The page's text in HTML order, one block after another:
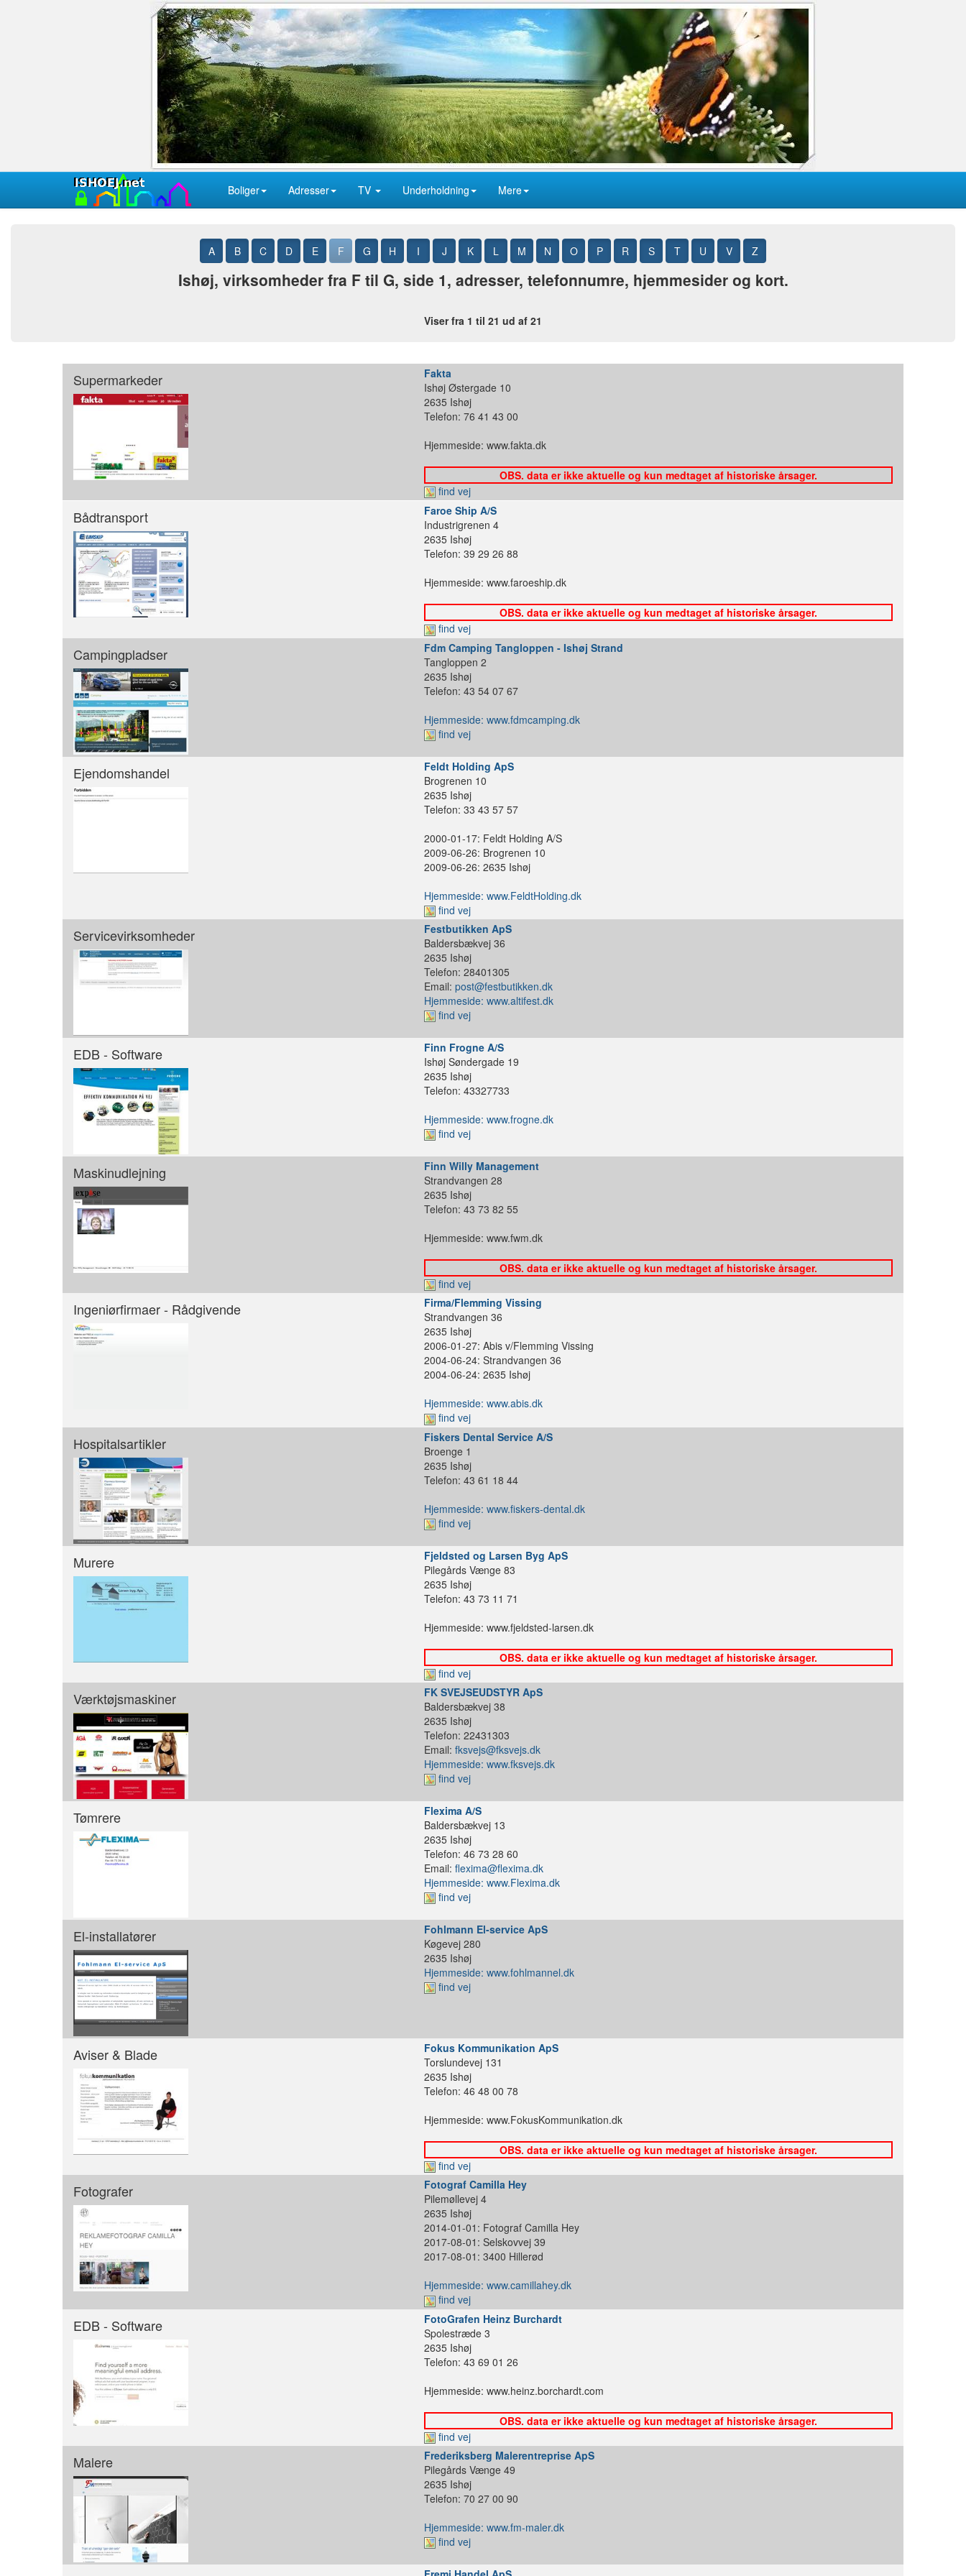
Boliger Adresser TV Underholdning Mere
A B C D E F G H I J K L M N O P R S T U V Z
Ishøj, virksomheder fra F til G, side 1, adresser, telefonnumre, hjemmesider og kort.
Viser fra 1 til 21 ud af 21
Supermarkeder
Fakta
Ishøj Østergade 10
2635 Ishøj
Telefon: 76 41 43 00
Hjemmeside: www.fakta.dk
OBS. data er ikke aktuelle og kun medtaget af historiske årsager.
find vej
Bådtransport
Faroe Ship A/S
Industrigrenen 4
2635 Ishøj
Telefon: 39 29 26 88
Hjemmeside: www.faroeship.dk
OBS. data er ikke aktuelle og kun medtaget af historiske årsager.
find vej
Campingpladser
Fdm Camping Tangloppen - Ishøj Strand
Tangloppen 2
2635 Ishøj
Telefon: 43 54 07 67
Hjemmeside: www.fdmcamping.dk
find vej
Ejendomshandel
Feldt Holding ApS
Brogrenen 10
2635 Ishøj
Telefon: 33 43 57 57
2000-01-17: Feldt Holding A/S
2009-06-26: Brogrenen 10
2009-06-26: 2635 Ishøj
Hjemmeside: www.FeldtHolding.dk
find vej
Servicevirksomheder
Festbutikken ApS
Baldersbækvej 36
2635 Ishøj
Telefon: 28401305
Email: post@festbutikken.dk
Hjemmeside: www.altifest.dk
find vej
EDB - Software
Finn Frogne A/S
Ishøj Søndergade 19
2635 Ishøj
Telefon: 43327733
Hjemmeside: www.frogne.dk
find vej
Maskinudlejning
Finn Willy Management
Strandvangen 28
2635 Ishøj
Telefon: 43 73 82 55
Hjemmeside: www.fwm.dk
OBS. data er ikke aktuelle og kun medtaget af historiske årsager.
find vej
Ingeniørfirmaer - Rådgivende
Firma/Flemming Vissing
Strandvangen 36
2635 Ishøj
2006-01-27: Abis v/Flemming Vissing
2004-06-24: Strandvangen 36
2004-06-24: 2635 Ishøj
Hjemmeside: www.abis.dk
find vej
Hospitalsartikler
Fiskers Dental Service A/S
Broenge 1
2635 Ishøj
Telefon: 43 61 18 44
Hjemmeside: www.fiskers-dental.dk
find vej
Murere
Fjeldsted og Larsen Byg ApS
Pilegårds Vænge 83
2635 Ishøj
Telefon: 43 73 11 71
Hjemmeside: www.fjeldsted-larsen.dk
OBS. data er ikke aktuelle og kun medtaget af historiske årsager.
find vej
Værktøjsmaskiner
FK SVEJSEUDSTYR ApS
Baldersbækvej 38
2635 Ishøj
Telefon: 22431303
Email: fksvejs@fksvejs.dk
Hjemmeside: www.fksvejs.dk
find vej
Tømrere
Flexima A/S
Baldersbækvej 13
2635 Ishøj
Telefon: 46 73 28 60
Email: flexima@flexima.dk
Hjemmeside: www.Flexima.dk
find vej
El-installatører
Fohlmann El-service ApS
Køgevej 280
2635 Ishøj
Hjemmeside: www.fohlmannel.dk
find vej
Aviser & Blade
Fokus Kommunikation ApS
Torslundevej 131
2635 Ishøj
Telefon: 46 48 00 78
Hjemmeside: www.FokusKommunikation.dk
OBS. data er ikke aktuelle og kun medtaget af historiske årsager.
find vej
Fotografer
Fotograf Camilla Hey
Pilemøllevej 4
2635 Ishøj
2014-01-01: Fotograf Camilla Hey
2017-08-01: Selskovvej 39
2017-08-01: 3400 Hillerød
Hjemmeside: www.camillahey.dk
find vej
EDB - Software
FotoGrafen Heinz Burchardt
Spolestræde 3
2635 Ishøj
Telefon: 43 69 01 26
Hjemmeside: www.heinz.borchardt.com
OBS. data er ikke aktuelle og kun medtaget af historiske årsager.
find vej
Malere
Frederiksberg Malerentreprise ApS
Pilegårds Vænge 49
2635 Ishøj
Telefon: 70 27 00 90
Hjemmeside: www.fm-maler.dk
find vej